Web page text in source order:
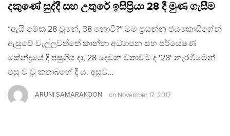
දකුණේ සුද්දී සහ උතුරේ ඉසිප්‍රියා 28 දී මුණ ගැසීම
“ඇයි මේක 28 වුනේ, 38 නොවී?” මම ප්‍රසන්න ජයකොඩිගේන්
ඇසුවේ වැල්ලවත්තේ කාන්තා අධ්‍යාපන සහ පර්යේෂණ
කේන්ද්‍රයේ දී පසුගිය දා, 28 දෙවන වතාවට ද ‘28‘ නැරඹීමෙන්
පසු ව වූ කතාබහේ දී ය. අසූව…
ARUNI SAMARAKOON on November 17, 2017